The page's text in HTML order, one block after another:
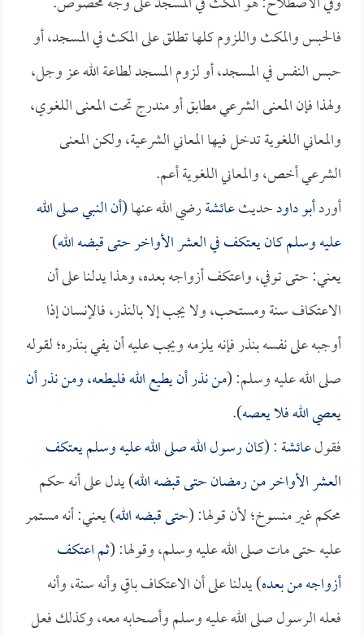
فالحبس والمكث واللزوم كلها تطلق على المكث في المسجد، أو
حبس النفس في المسجد، أو لزوم المسجد لطاعة الله عز وجل،
ولهذا فإن المعنى الشرعي مطابق أو مندرج تحت المعنى اللغوي،
والمعاني اللغوية تدخل فيها المعاني الشرعية، ولكن المعنى
الشرعي أخص، والمعاني اللغوية أعم.
أوردأبو داودحديثعائشةرضي الله عنها (أن النبي صلى الله
عليه وسلم كان يعتكف في العشر الأواخر حتى قبضه الله)
يعني: حتى توفي، واعتكف أزواجه بعده، وهذا يدلنا على أن
الاعتكاف سنة ومستحب، ولا يجب إلا بالنذر، فالإنسان إذا
أوجبه على نفسه بنذر فإنه يلزمه ويجب عليه أن يفي بنذره؛ لقوله
صلى الله عليه وسلم: (من نذر أن يطيع الله فليطعه، ومن نذر أن
يعصي الله فلا يعصه).
فقولعائشة: (كان رسول الله صلى الله عليه وسلم يعتكف
العشر الأواخر من رمضان حتى قبضه الله) يدل على أنه حكم
محكم غير منسوخ؛ لأن قولها: (حتى قبضه الله) يعني: أنه مستمر
عليه حتى مات صلى الله عليه وسلم، وقولها: (ثم اعتكف
أزواجه من بعده) يدلنا على أن الاعتكاف باقٍ وأنه سنة، وأنه
فعله الرسول صلى الله عليه وسلم وأصحابه معه، وكذلك فعل